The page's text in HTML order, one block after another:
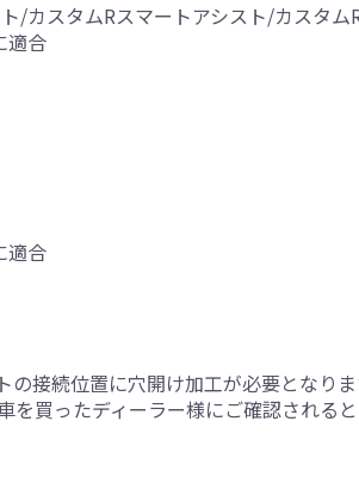
/カスタムRスマートアシスト/カスタム
適合
適合
接続位置に穴開け加工が必要となりま
買ったディーラー様にご確認されると